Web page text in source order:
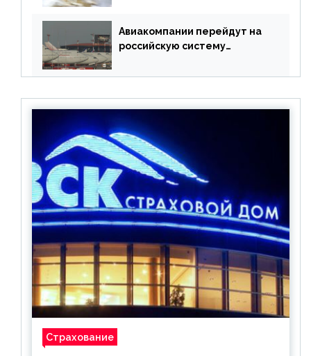
Авиакомпании перейдут на
российскую систему
Страхование